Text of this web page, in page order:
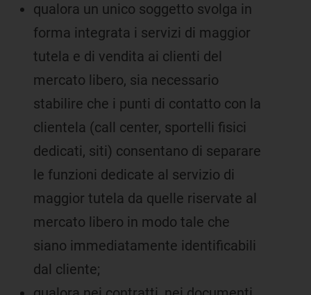
qualora un unico soggetto svolga in
forma integrata i servizi di maggior
tutela e di vendita ai clienti del
mercato libero, sia necessario
stabilire che i punti di contatto con la
clientela (call center, sportelli fisici
dedicati, siti) consentano di separare
le funzioni dedicate al servizio di
maggior tutela da quelle riservate al
mercato libero in modo tale che
siano immediatamente identificabili
dal cliente;